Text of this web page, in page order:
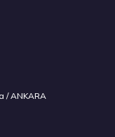
/ ANKARA